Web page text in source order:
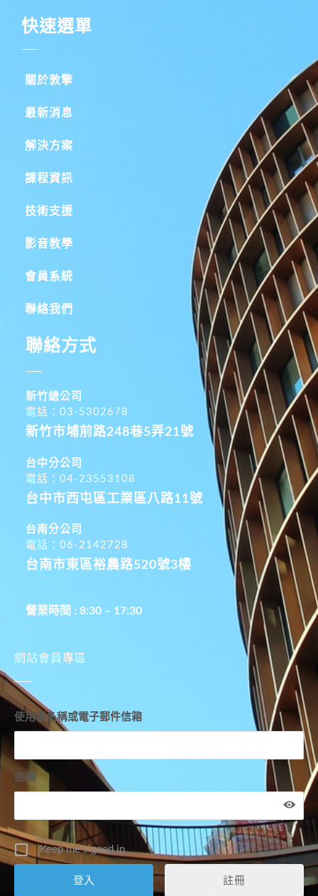
快速選單
關於敦擎
最新消息
解決方案
課程資訊
技術支援
影音教學
會員系統
聯絡我們
聯絡方式
新竹總公司
電話：03-5302678
新竹市埔前路248巷5弄21號
台中分公司
電話：04-23553108
台中市西屯區工業區八路11號
台南分公司
電話：06-2142728
台南市東區裕農路520號3樓
營業時間 : 8:30 – 17:30
網站會員專區
使用者名稱或電子郵件信箱
密碼
Keep me signed in
註冊